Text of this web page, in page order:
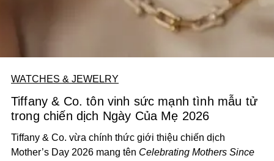
WATCHES & JEWELRY
Tiffany & Co. tôn vinh sức mạnh tình mẫu tử
trong chiến dịch Ngày Của Mẹ 2026
Tiffany & Co. vừa chính thức giới thiệu chiến dịch
Mother’s Day 2026 mang tên Celebrating Mothers Since